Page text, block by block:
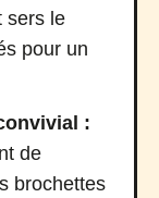
sers le
pour un
:
de
brochettes